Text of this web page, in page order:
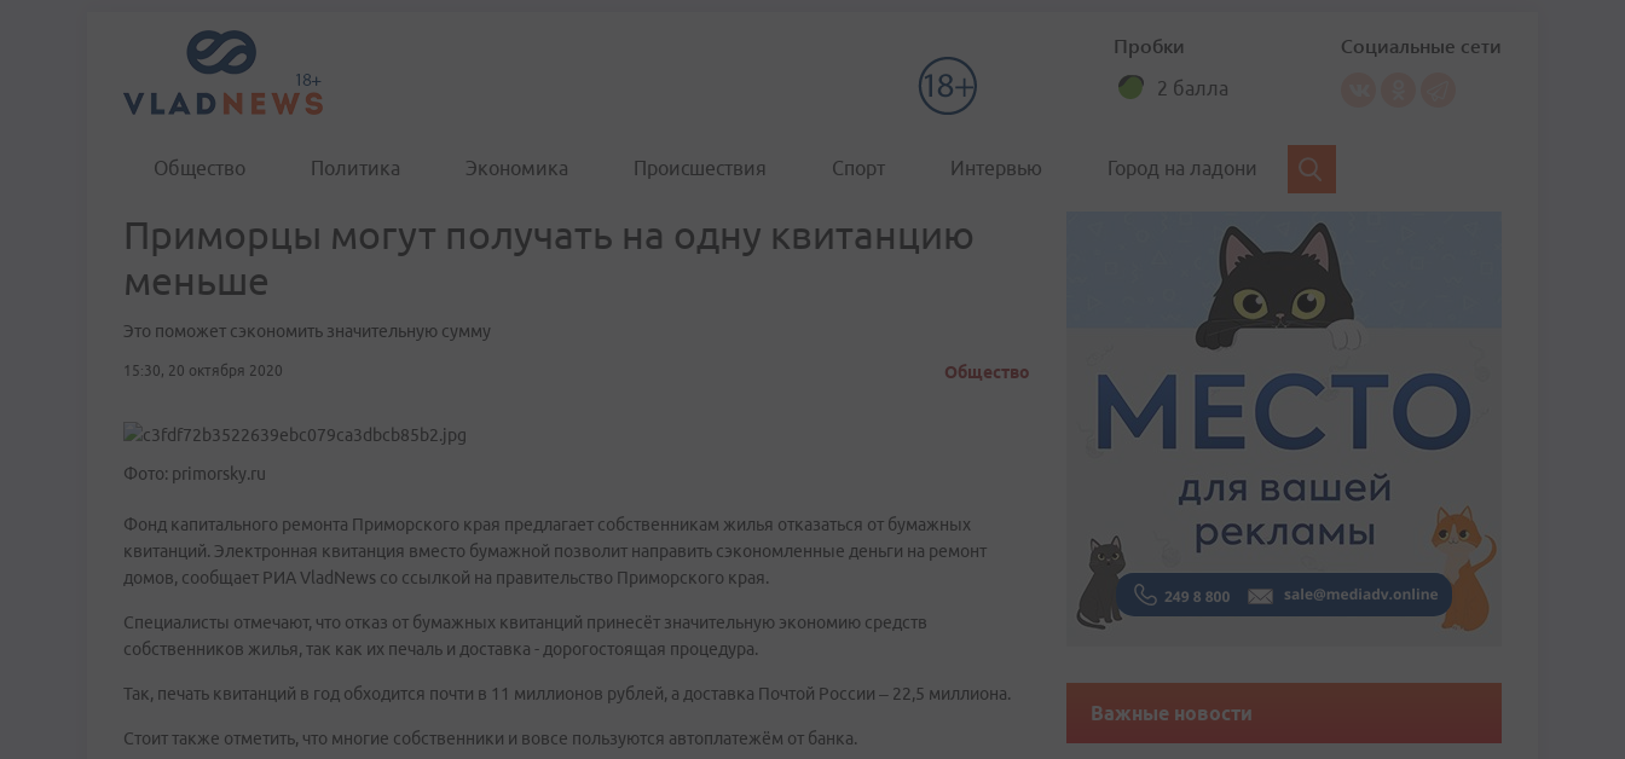
Пробки
2 балла
Социальные сети
Общество Политика Экономика Происшествия Спорт Интервью Город на ладони
Приморцы могут получать на одну квитанцию
меньше
Это поможет сэкономить значительную сумму
15:30, 20 октября 2020 Общество
Фото: primorsky.ru
Фонд капитального ремонта Приморского края предлагает собственникам жилья отказаться от бумажных
квитанций. Электронная квитанция вместо бумажной позволит направить сэкономленные деньги на ремонт
домов, сообщает РИА VladNews со ссылкой на правительство Приморского края.
Специалисты отмечают, что отказ от бумажных квитанций принесёт значительную экономию средств
собственников жилья, так как их печаль и доставка - дорогостоящая процедура.
Так, печать квитанций в год обходится почти в 11 миллионов рублей, а доставка Почтой России – 22,5 миллиона.
Стоит также отметить, что многие собственники и вовсе пользуются автоплатежём от банка.
Важные новости